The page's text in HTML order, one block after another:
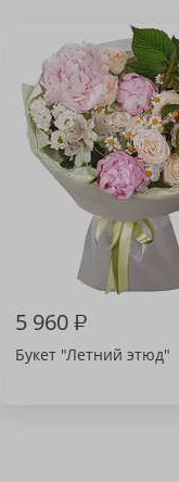
5 960₽
Букет "Летний этюд"